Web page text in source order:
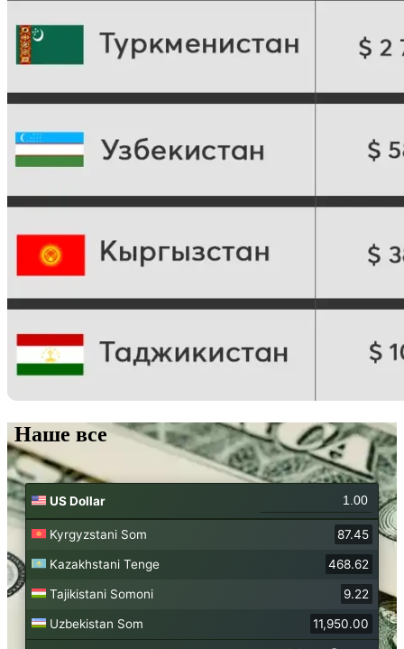
Наше все